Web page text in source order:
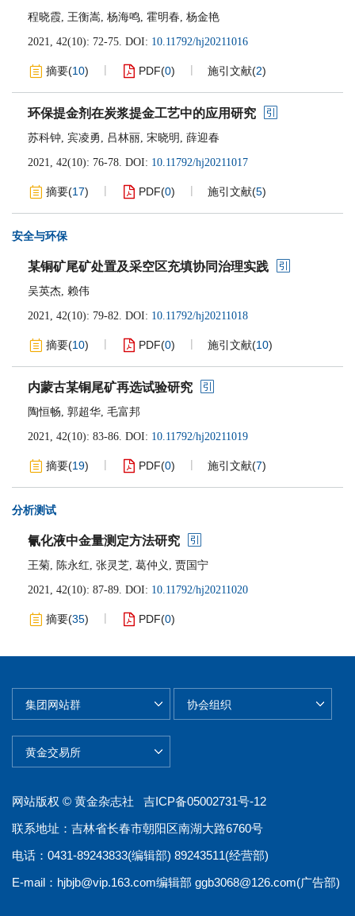
程晓霞, 王衡嵩, 杨海鸣, 霍明春, 杨金艳
2021, 42(10): 72-75. DOI: 10.11792/hj20211016
摘要(10) PDF(0) 施引文献(2)
环保提金剂在炭浆提金工艺中的应用研究
苏科钟, 宾凌勇, 吕林丽, 宋晓明 , 薛迎春
2021, 42(10): 76-78. DOI: 10.11792/hj20211017
摘要(17) PDF(0) 施引文献(5)
安全与环保
某铜矿尾矿处置及采空区充填协同治理实践
吴英杰, 赖伟
2021, 42(10): 79-82. DOI: 10.11792/hj20211018
摘要(10) PDF(0) 施引文献(10)
内蒙古某铜尾矿再选试验研究
陶恒畅, 郭超华, 毛富邦
2021, 42(10): 83-86. DOI: 10.11792/hj20211019
摘要(19) PDF(0) 施引文献(7)
分析测试
氰化液中金量测定方法研究
王菊, 陈永红, 张灵芝, 葛仲义 , 贾国宁
2021, 42(10): 87-89. DOI: 10.11792/hj20211020
摘要(35) PDF(0)
网站版权 © 黄金杂志社 吉ICP备05002731号-12
联系地址：吉林省长春市朝阳区南湖大路6760号
电话：0431-89243833(编辑部) 89243511(经营部)
E-mail： hjbjb@vip.163.com编辑部 ggb3068@126.com(广告部)